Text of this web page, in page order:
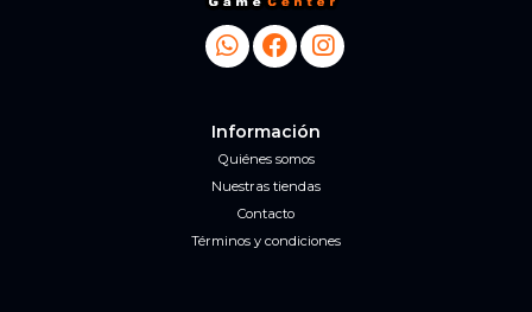
Información
Quiénes somos
Nuestras tiendas
Contacto
Términos y condiciones